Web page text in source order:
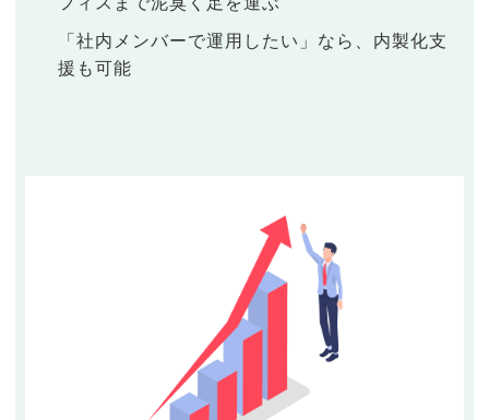
「社内メンバーで運用したい」なら、内製化支
援も可能